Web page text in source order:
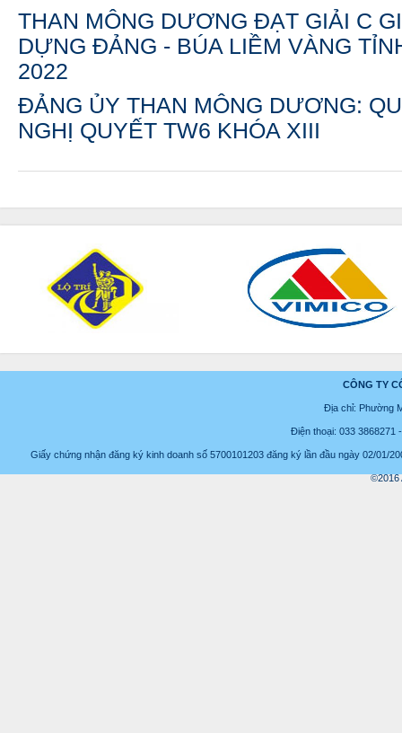
THAN MÔNG DƯƠNG ĐẠT GIẢI C
DỰNG ĐẢNG - BÚA LIỀM VÀNG
2022
ĐẢNG ỦY THAN MÔNG DƯƠNG:
NGHỊ QUYẾT TW6 KHÓA XIII
CÔNG TY
Địa chỉ: Phường
Điện thoại: 033 3868271
Giấy chứng nhận đăng ký kinh doanh số 5700101203 đăng ký lần đầu ngày 02/01/
©2016